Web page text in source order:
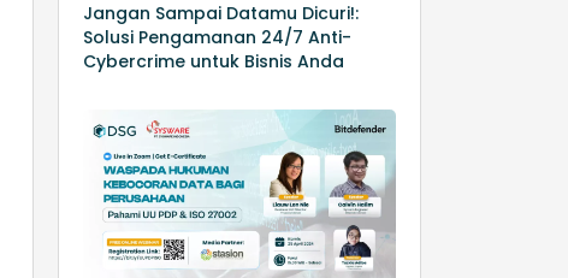
Jangan Sampai Datamu Dicuri!:
Solusi Pengamanan 24/7 Anti-
Cybercrime untuk Bisnis Anda